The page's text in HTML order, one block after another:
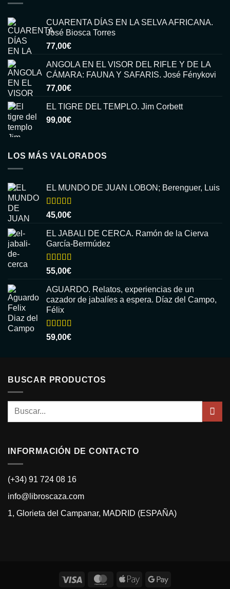
CUARENTA DÍAS EN LA SELVA AFRICANA.
José Biosca Torres
77,00€
ANGOLA EN EL VISOR DEL RIFLE Y DE LA
CÁMARA: FAUNA Y SAFARIS. José Fénykovi
77,00€
EL TIGRE DEL TEMPLO. Jim Corbett
99,00€
LOS MÁS VALORADOS
EL MUNDO DE JUAN LOBON; Berenguer, Luis
Valorado
con
5
45,00€
EL JABALI DE CERCA. Ramón de la Cierva
García-Bermúdez
Valorado
con
5
55,00€
AGUARDO. Relatos, experiencias de un
cazador de jabalíes a espera. Díaz del Campo,
Félix
Valorado
con
59,00€
BUSCAR PRODUCTOS
Buscar
INFORMACIÓN DE CONTACTO
(+34) 91 724 08 16
info@libroscaza.com
1, Glorieta del Campanar, MADRID (ESPAÑA)
Visa MasterCardApple
Google